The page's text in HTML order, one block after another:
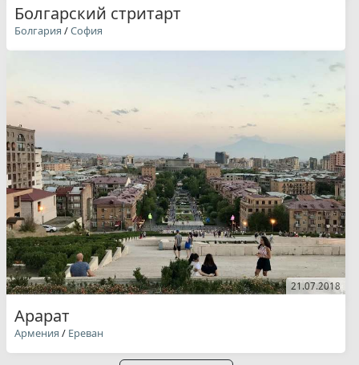
Болгарский стритарт
Болгария /София
21.07.2018
Арарат
Армения / Ереван